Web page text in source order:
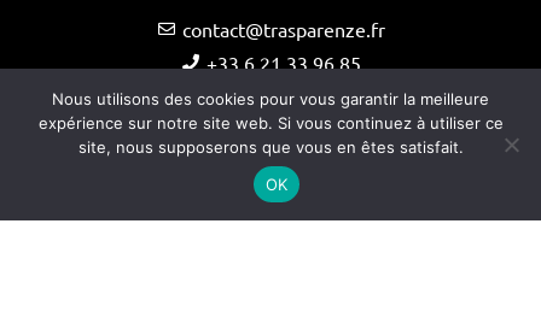
contact@trasparenze.fr
+33 6 21 33 96 85
Nous utilisons des cookies pour vous garantir la meilleure
expérience sur notre site web. Si vous continuez à utiliser ce
site, nous supposerons que vous en êtes satisfait.
OK